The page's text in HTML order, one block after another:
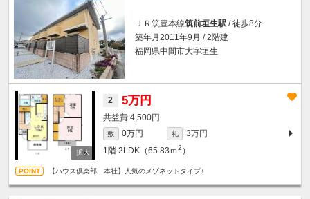
ＪＲ筑豊本線筑前垣生駅 / 徒歩8分
築年月2011年9月 / 2階建
福岡県中間市大字垣生
2 5万円
4,500円
敷 0万円 礼
3万円
1階 2LDK（65.83ｍ2 ）
【ハウス倶楽部 本社】人気のメゾネットタイプ♪